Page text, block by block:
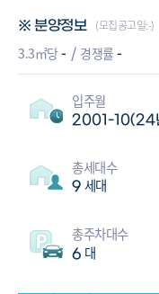
※ 분양정보 (모집공고일:-)
3.3㎡당- 경쟁률 -
입주월
2001-10(24
총세대수
9 세대
총주차대수
6 대